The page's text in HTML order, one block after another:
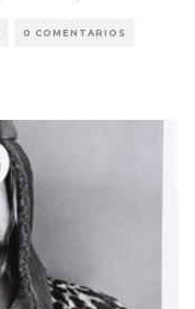
0 COMENTARIOS